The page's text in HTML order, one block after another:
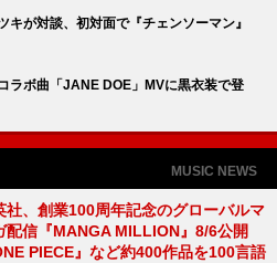
キが対談、初対面で『チェンソーマン』
ラボ曲「JANE DOE」MVに黒衣装で登
MUSIC NEWS
社、創業100周年記念のグローバルマ
配信『MANGA MILLION』8/6公開
PIECE』など約400作品を100言語